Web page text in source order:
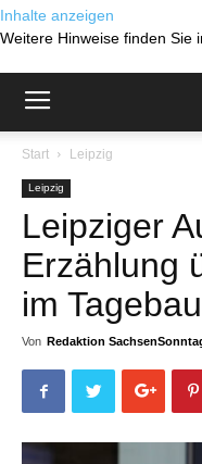
Inhalte anzeigen
Weitere Hinweise finden Sie
Start Leipzig
Leipzig
Leipziger
Erzählung
im Tagebau
Von Redaktion